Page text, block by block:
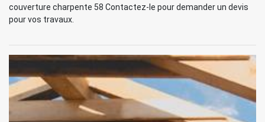
couverture charpente 58 Contactez-le pour demander un devis
pour vos travaux.